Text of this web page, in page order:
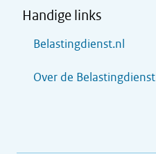
Handige links
Belastingdienst.nl
Over de Belastingdienst